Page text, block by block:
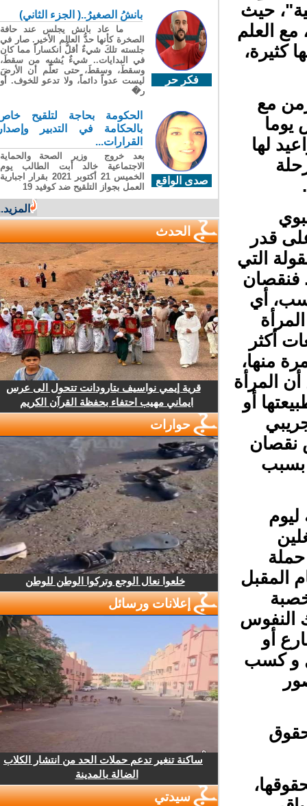
حيث
العلم
كثيرة،
مع
يوم 8 مارس يوما
لها
قدر
التي
أي
أكثر
منها،
المرأة
أو
بسبب
المقبل
النفوس
أو
و كسب
فكر حر
بانشُ الصغيرُ..( الجزء الثاني)
ما عاد بانش يجلس عند حافة
الصخرة كأنها حدُّ العالم الأخير. صار في
جلسته تلكَ شيءٌ أقلُّ انكساراً مما كان
في البدايات.. شيءٌ يُشبِه من سقطَ،
وسقطَ، وسقطَ، حتى تعلّم أن الأرضَ
ليست عدواً دائماً، ولا تدعو للخوف. أو
ر�
صدى الواقع
الحكومة بحاجة لتلقيح خاص
بالحكامة في التدبير وإصدار
القرارات...
بعد خروج وزير الصحة والحماية
الاجتماعية خالد أبت الطالب يوم
الخميس 21 أكتوبر 2021 بقرار اجبارية
العمل بجواز التلقيح ضد كوفيد 19
المزيد...
الحدث
قرية إيمي نواسيف بتارودانت تتحول الى عرس
ايماني مهيب احتفاء بحفظة القرآن الكريم
حوارات
خلعوا نعال الوجع وتركوا الوطن للوطن
إعلانات ورسائل
ساكنة تنغير تدعم حملات الحد من انتشار الكلاب
الضالة بالمدينة
سيدتي